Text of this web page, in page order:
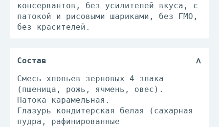
консервантов, без усилителей вкуса, с
патокой и рисовыми шариками, без ГМО,
без красителей.
Состав
Смесь хлопьев зерновых 4 злака
(пшеница, рожь, ячмень, овес).
Патока карамельная.
Глазурь кондитерская белая (сахарная
пудра, рафинированные